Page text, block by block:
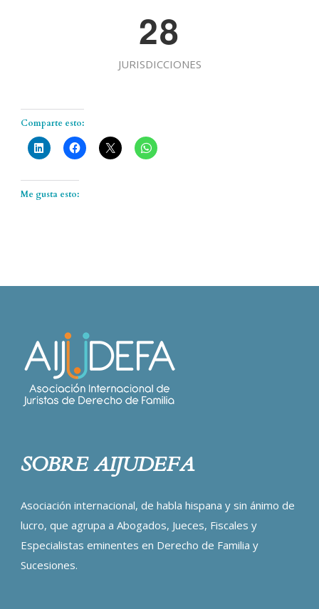
28
JURISDICCIONES
Comparte esto:
Me gusta esto:
SOBRE AIJUDEFA
Asociación internacional, de habla hispana y sin ánimo de
lucro, que agrupa a Abogados, Jueces, Fiscales y
Especialistas eminentes en Derecho de Familia y
Sucesiones.